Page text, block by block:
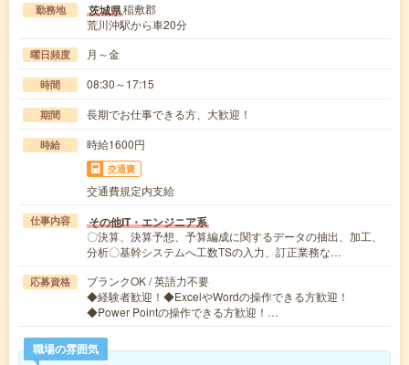
勤務地 茨城県稲敷郡
荒川沖駅から車20分
曜日頻度 月～金
時間 08:30～17:15
期間 長期でお仕事できる方、大歓迎！
時給 時給1600円
交通費
交通費規定内支給
仕事内容 その他IT・エンジニア系
〇決算、決算予想、予算編成に関するデータの抽出、加工、
分析〇基幹システムへ工数TSの入力、訂正業務な…
応募資格
ブランクOK / 英語力不要
◆経験者歓迎！◆ExcelやWordの操作できる方歓迎！
◆Power Pointの操作できる方歓迎！…
職場の雰囲気